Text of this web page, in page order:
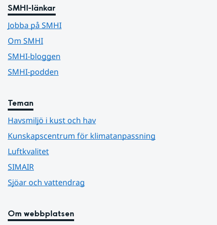
SMHI-länkar
Jobba på SMHI
Om SMHI
SMHI-bloggen
SMHI-podden
Teman
Havsmiljö i kust och hav
Kunskapscentrum för klimatanpassning
Luftkvalitet
SIMAIR
Sjöar och vattendrag
Om webbplatsen